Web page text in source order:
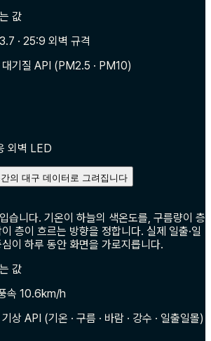
값
· 25:9 외벽 규격
기질 API (PM2.5 · PM10)
외벽 LED
의 대구 데이터로 그려집니다
습니다. 기온이 하늘의 색온도를, 구름량이 층
층이 흐르는 방향을 정합니다. 실제 일출·일
이 하루 동안 화면을 가로지릅니다.
값
속 10.6km/h
API (기온 · 구름 · 바람 · 강수 · 일출일몰)